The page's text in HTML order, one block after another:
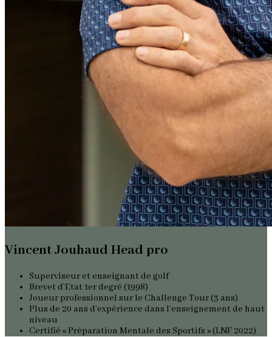
Vincent Jouhaud Head pro
Superviseur et enseignant de golf
Brevet d’Etat 1er degré (1998)
Joueur professionnel sur le Challenge Tour (3 ans)
Plus de 20 ans d’expérience dans l’enseignement de haut
niveau
Certifié « Préparation Mentale des Sportifs » (LNF 2022)